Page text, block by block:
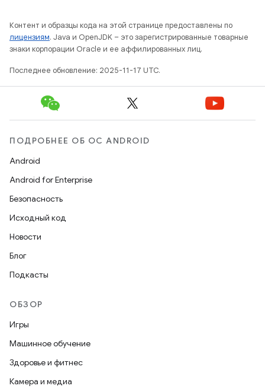
Контент и образцы кода на этой странице предоставлены по
лицензиям. Java и OpenJDK – это зарегистрированные товарные
знаки корпорации Oracle и ее аффилированных лиц.
Последнее обновление: 2025-11-17 UTC.
ПОДРОБНЕЕ ОБ ОС ANDROID
Android
Android for Enterprise
Безопасность
Исходный код
Новости
Блог
Подкасты
ОБЗОР
Игры
Машинное обучение
Здоровье и фитнес
Камера и медиа